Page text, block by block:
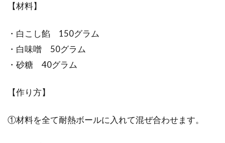
【材料】
・白こし餡 150グラム
・白味噌 50グラム
・砂糖 40グラム
【作り方】
①材料を全て耐熱ボールに入れて混ぜ合わせます。